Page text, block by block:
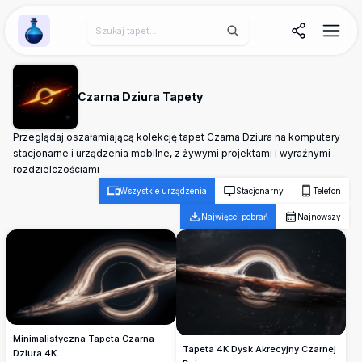
Wallpaper Alchemy
Czarna Dziura Tapety
Przeglądaj oszałamiającą kolekcję tapet Czarna Dziura na komputery
stacjonarne i urządzenia mobilne, z żywymi projektami i wyraźnymi
rozdzielczościami
Wszystkie urządzenia Stacjonarny Telefon
Najwięcej pobrań Najnowszy
Minimalistyczna Tapeta Czarna
Dziura 4K
Tapeta 4K Dysk Akrecyjny Czarnej